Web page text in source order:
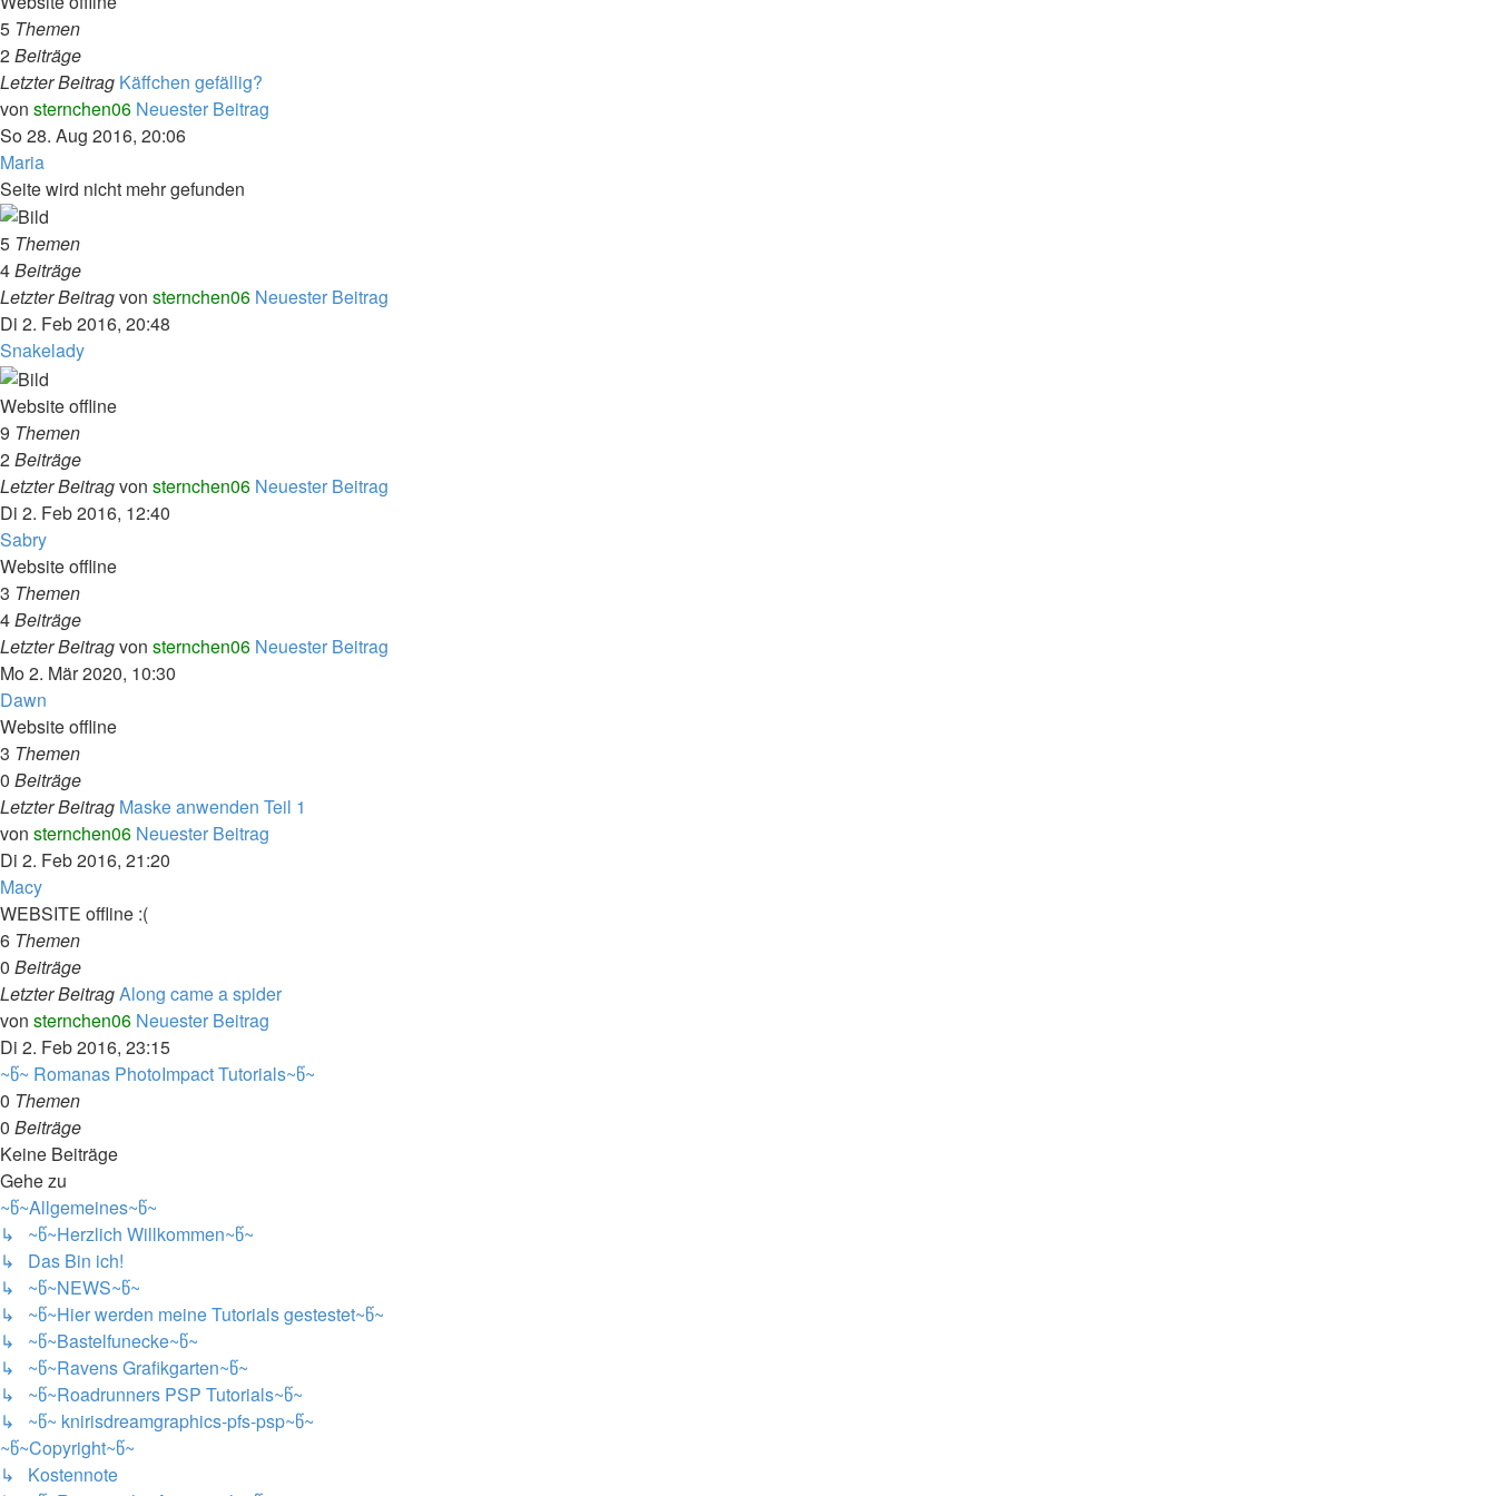
5 Themen
2Beiträge
Letzter Beitrag Käffchen gefällig?
von sternchen06 Neuester Beitrag
So 28. Aug 2016, 20:06
Maria
Seite wird nicht mehr gefunden
5 Themen
4Beiträge
Letzter Beitragvon sternchen06 Neuester Beitrag
Di 2. Feb 2016, 20:48
Snakelady
Website offline
9 Themen
2Beiträge
Letzter Beitragvon sternchen06 Neuester Beitrag
Di 2. Feb 2016, 12:40
Sabry
Website offline
3 Themen
4Beiträge
Letzter Beitragvon sternchen06 Neuester Beitrag
Mo 2. Mär 2020, 10:30
Dawn
Website offline
3 Themen
0 Beiträge
Letzter Beitrag Maske anwenden Teil 1
von sternchen06 Neuester Beitrag
Di 2. Feb 2016, 21:20
Macy
WEBSITE offline :(
6 Themen
0 Beiträge
Letzter BeitragAlong came a spider
von sternchen06 Neuester Beitrag
Di 2. Feb 2016, 23:15
~წ~ Romanas PhotoImpact Tutorials~წ~
0 Themen
0 Beiträge
Keine Beiträge
Gehe zu
~წ~Allgemeines~წ~
↳ ~წ~Herzlich Willkommen~წ~
↳ Das Bin ich!
↳ ~წ~NEWS~წ~
↳ ~წ~Hier werden meine Tutorials gestestet~წ~
↳ ~წ~Bastelfunecke~წ~
↳ ~წ~Ravens Grafikgarten~წ~
↳ ~წ~Roadrunners PSP Tutorials~წ~
↳ ~წ~ knirisdreamgraphics-pfs-psp~წ~
~წ~Copyright~წ~
↳ Kostennote